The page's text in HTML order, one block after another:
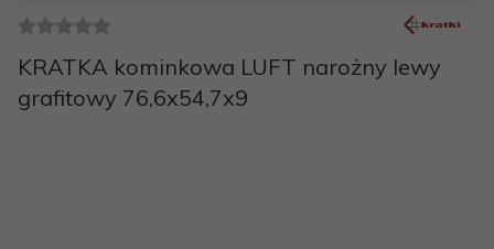
KRATKA kominkowa LUFT narożny lewy
grafitowy 76,6x54,7x9